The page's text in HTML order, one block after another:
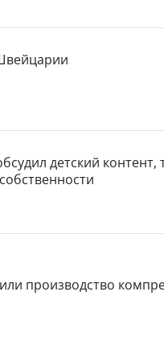
детский контент,
производство